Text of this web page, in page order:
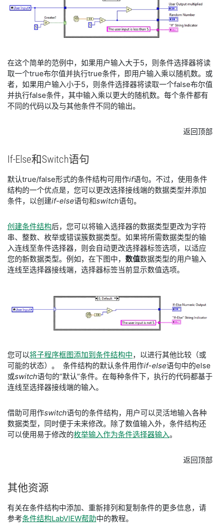
在这个简单的范例中，如果用户输入大于5，则条件选择器将读
取一个true布尔值并执行true条件，即用户输入乘以随机数。或
者，如果用户输入小于5，则条件选择器将读取一个false布尔值
并执行false条件，其中输入乘以更大的随机数。每个条件都有
不同的代码以及与其他条件不同的输出。
返回顶部
If-Else和Switch语句
默认true/false形式的条件结构可用作if语句。不过，使用条件
结构的一个优点是，您可以更改选择接线端的数据类型并添加
条件，以创建if-else语句和switch语句。
创建条件结构后，您可以将输入选择器的数据类型更改为字符
串、整数、枚举或错误簇数据类型。如果将所需数据类型的输
入连线至条件选择器，则会自动更改选择器标签选项，以适应
您的新数据类型。例如，在下图中， 数值数据类型的用户输入
连线至选择器接线端，选择器标签当前显示数值选项。
您可以将子程序框图添加到条件结构中，以进行其他比较（或
可能的状态）。 条件结构的默认条件用作if-else语句中的else
或switch语句的“默认”条件。在每种条件下，执行的代码都基于
连线至选择器接线端的输入。
借助可用作switch语句的条件结构，用户可以灵活地输入各种
数据类型，同时便于未来修改。除了数值输入外，条件结构还
可以使用易于修改的枚举输入作为条件选择器输入。
返回顶部
其他资源
有关在条件结构中添加、重新排列和复制条件的更多信息，请
参考条件结构LabVIEW帮助中的教程。